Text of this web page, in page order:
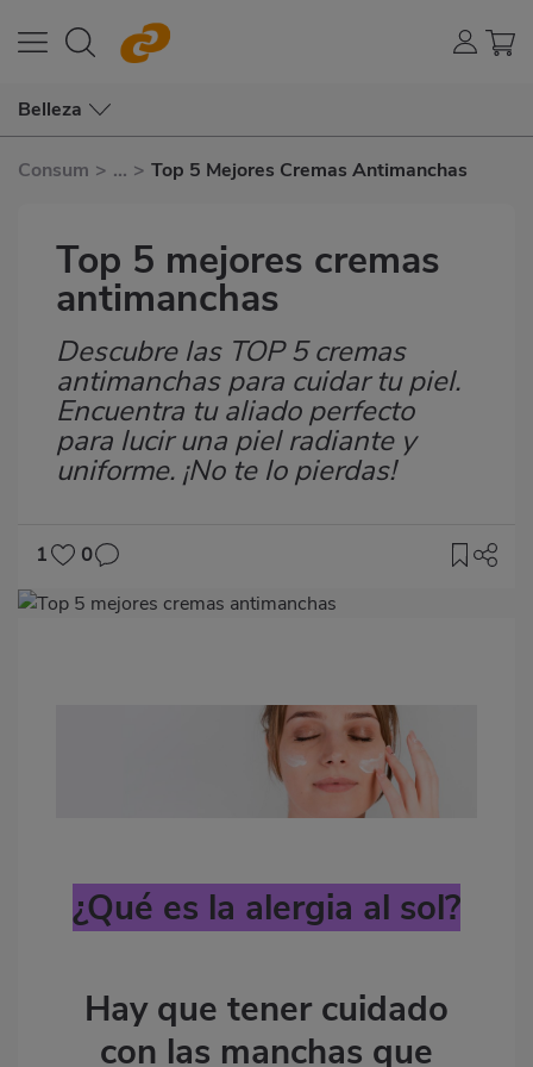
Belleza
Consum > ... > Top 5 Mejores Cremas Antimanchas
Top 5 mejores cremas
antimanchas
Subtítulo
Descubre las TOP 5 cremas
antimanchas para cuidar tu piel.
Encuentra tu aliado perfecto
para lucir una piel radiante y
uniforme. ¡No te lo pierdas!
1
0
Imagen
¿Qué es la alergia al sol?
Hay que tener cuidado
con las manchas que